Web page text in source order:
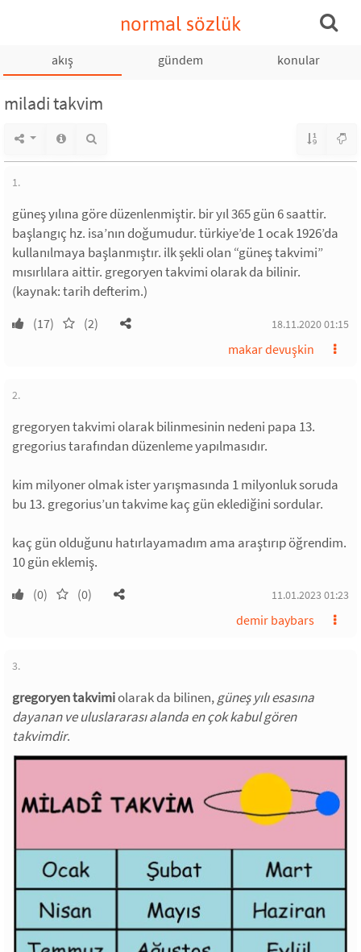
normal sözlük
akış gündem konular
miladi takvim
1.
güneş yılına göre düzenlenmiştir. bir yıl 365 gün 6 saattir.
başlangıç hz. isa’nın doğumudur. türkiye’de 1 ocak 1926’da
kullanılmaya başlanmıştır. ilk şekli olan “güneş takvimi”
mısırlılara aittir. gregoryen takvimi olarak da bilinir.
(kaynak: tarih defterim.)
(17) (2) 18.11.2020 01:15
makar devuşkin
2.
gregoryen takvimi olarak bilinmesinin nedeni papa 13.
gregorius tarafından düzenleme yapılmasıdır.
kim milyoner olmak ister yarışmasında 1 milyonluk soruda
bu 13. gregorius’un takvime kaç gün eklediğini sordular.
kaç gün olduğunu hatırlayamadım ama araştırıp öğrendim.
10 gün eklemiş.
(0) (0) 11.01.2023 01:23
demir baybars
3.
gregoryen takvimiolarak da bilinen,güneş yılı esasına
dayanan ve uluslararası alanda en çok kabul gören
takvimdir.